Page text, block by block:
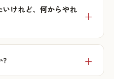
けれど、何からやれ
?